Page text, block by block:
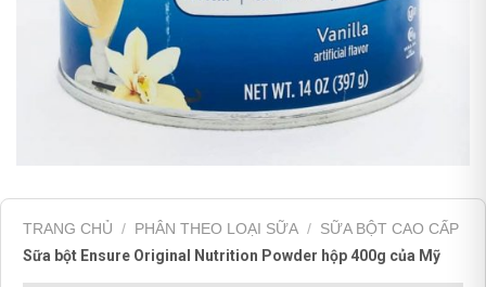
TRANG CHỦ / PHÂN THEO LOẠI SỮA / SỮA BỘT CAO CẤP
Sữa bột Ensure Original Nutrition Powder hộp 400g của Mỹ